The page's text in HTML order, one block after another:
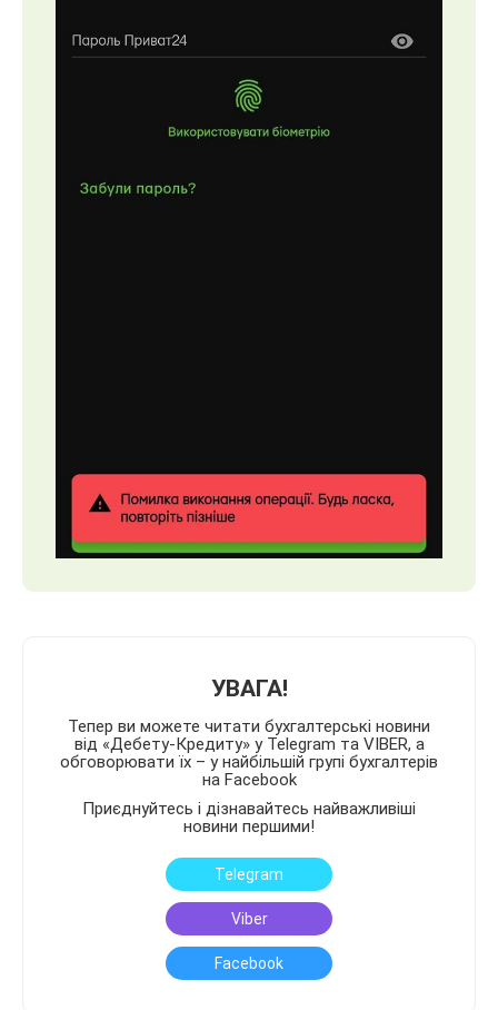
УВАГА!
Тепер ви можете читати бухгалтерські новини
від «Дебету-Кредиту» у Telegram та VIBER, а
обговорювати їх – у найбільшій групі бухгалтерів
на Facebook
Приєднуйтесь і дізнавайтесь найважливіші
новини першими!
Telegram
Viber
Facebook